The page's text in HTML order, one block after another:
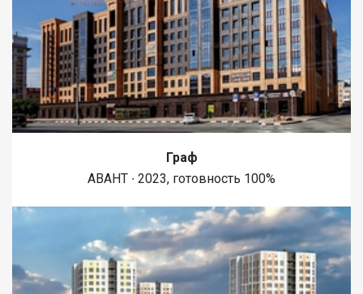
Граф
АВАНТ ∙ 2023, готовность 100%